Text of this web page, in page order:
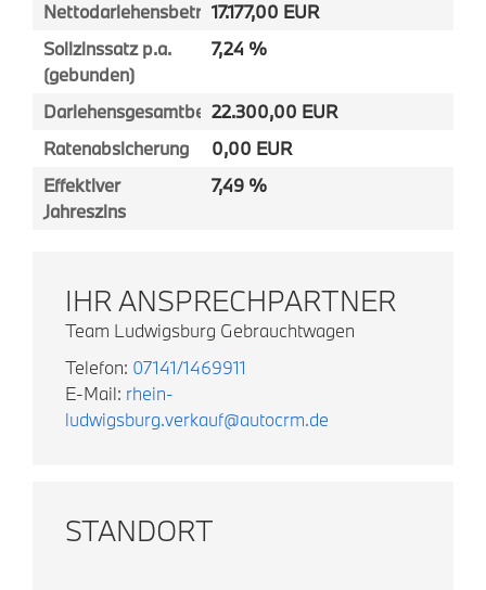
Nettodarlehensbetrag17.177,00 EUR
Sollzinssatz p.a.
(gebunden)
7,24 %
Darlehensgesamtbetrag22.300,00 EUR
Ratenabsicherung
0,00 EUR
Effektiver
Jahreszins
7,49 %
IHR ANSPRECHPARTNER
Team Ludwigsburg Gebrauchtwagen
Telefon: 07141/1469911
E-Mail: rhein-
ludwigsburg.verkauf@autocrm.de
STANDORT